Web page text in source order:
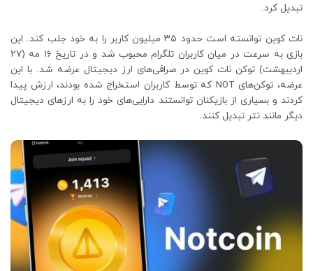
تبدیل کرد.
نات کوین توانسته است حدود ۳۵ میلیون کاربر را به خود جلب کند. این
بازی به سرعت در میان کاربران تلگرام محبوب شد و در تاریخ ۱۶ مه (۲۷
اردیبهشت) توکن نات کوین در صرافی‌های ارز دیجیتال عرضه شد. با این
عرضه، توکن‌های NOT که توسط کاربران استخراج شده بودند، ارزش پیدا
کردند و بسیاری از بازیکنان توانستند دارایی‌های خود را به ارزهای دیجیتال
دیگر مانند تتر تبدیل کنند.